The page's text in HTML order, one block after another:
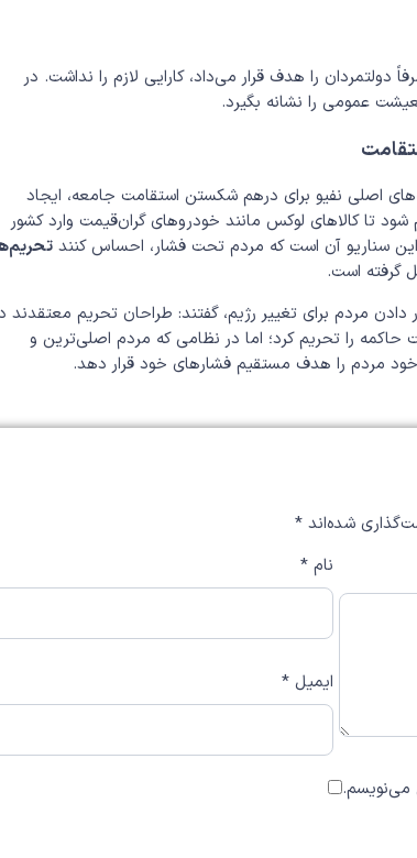
را هدف قرار می‌داد، کارایی لازم را نداشت. در
عمومی را نشانه بگیرد.
اصلی نفیو برای درهم شکستن استقامت جامعه، ایجاد
تا کالاهای لوکس مانند خودروهای گران‌قیمت وارد کشور
این سناریو آن است که مردم تحت فشار، احساس کنند
گرفته است.
دادن مردم برای تغییر رژیم، گفتند: طراحان تحریم معتقدند
حاکمه را تحریم کرد؛ اما در نظامی که مردم اصلی‌ترین و
مردم را هدف مستقیم فشارهای خود قرار دهد.
شده‌اند *
نام *
ایمیل *
می‌نویسم.